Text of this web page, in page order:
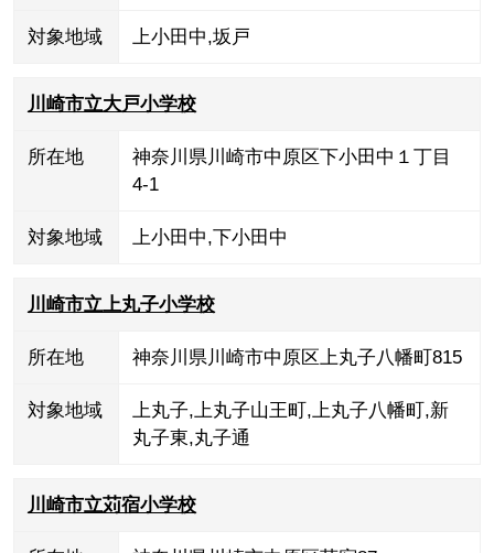
対象地域 上小田中,坂戸
川崎市立大戸小学校
所在地
神奈川県川崎市中原区下小田中１丁目
4-1
対象地域 上小田中,下小田中
川崎市立上丸子小学校
所在地 神奈川県川崎市中原区上丸子八幡町815
対象地域 上丸子,上丸子山王町,上丸子八幡町,新
丸子東,丸子通
川崎市立苅宿小学校